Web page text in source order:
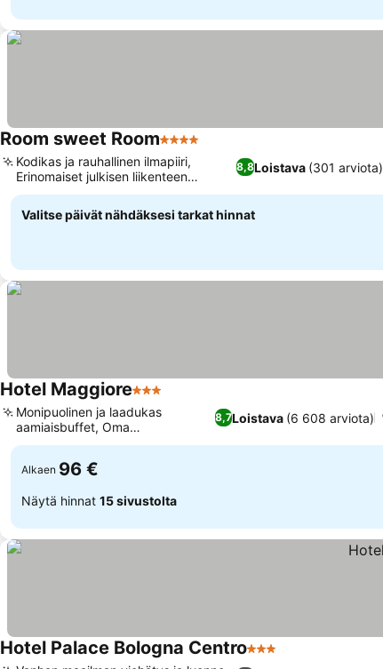
Room sweet Room4 Tähtiluokitus
8,8Loistava (301 arviota)
Kodikas ja rauhallinen ilmapiiri,
Erinomaiset julkisen liikenteen
yhteydet
Valitse päivät nähdäksesi tarkat hinnat
Hotel Maggiore3 Tähtiluokitus
8,7Loistava (6 608 arviota)
Monipuolinen ja laadukas
aamiaisbuffet, Oma
kirjanvaihtopiste
Alkaen 96 €
Näytä hinnat 15 sivustolta
Hotel Palace Bologna Centro3 Tähtiluokitus